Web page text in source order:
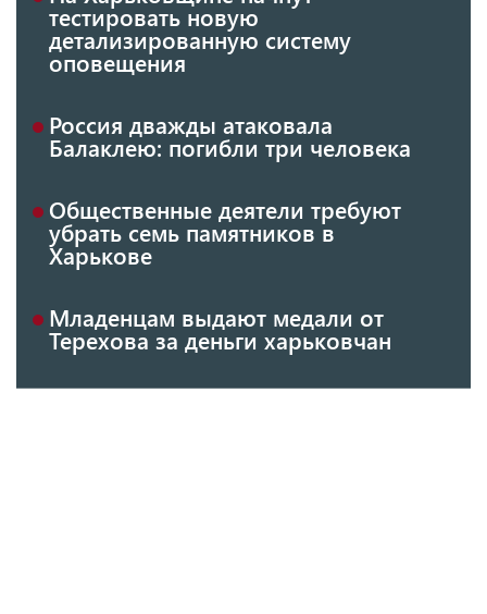
тестировать новую
детализированную систему
оповещения
Россия дважды атаковала
Балаклею: погибли три человека
Общественные деятели требуют
убрать семь памятников в
Харькове
Младенцам выдают медали от
Терехова за деньги харьковчан